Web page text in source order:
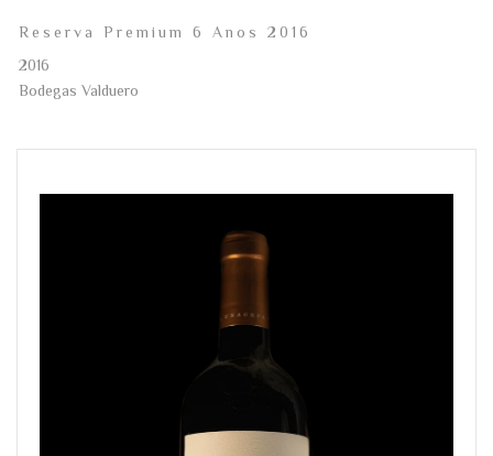
Reserva Premium 6 Anos 2016
2016
Bodegas Valduero